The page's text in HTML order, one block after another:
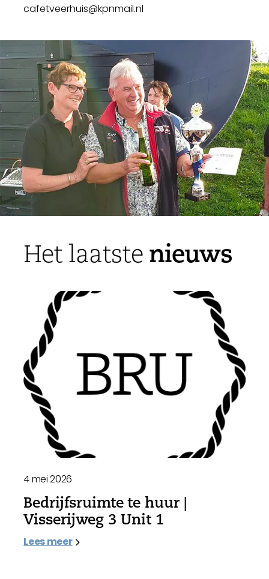
cafetveerhuis@kpnmail.nl
Het laatste nieuws
4 mei 2026
Bedrijfsruimte te huur |
Visserijweg 3 Unit 1
Lees meer